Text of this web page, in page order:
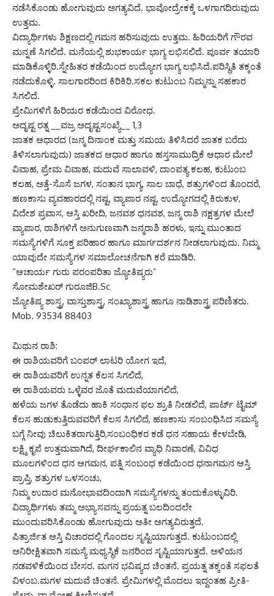
ನಡೆಸಿಕೊಂಡು ಹೋಗುವುದು ಅಗತ್ಯವಿದೆ. ಭಾವೋದ್ರೇಕಕ್ಕೆ ಒಳಗಾಗದಿರುವುದು
ಉತ್ತಮ.
ವಿದ್ಯಾರ್ಥಿಗಳು ಶಿಕ್ಷಣದಲ್ಲಿ ಗಮನ ಹರಿಸುವುದು ಉತ್ತಮ. ಹಿರಿಯರಿಗೆ ಗೌರವ
ಮನ್ನಣೆ ಸಿಗಲಿದೆ. ಮನೆಯಲ್ಲಿ ಶುಭಕಾರ್ಯ ಭಾಗ್ಯ ಲಭಿಸಲಿದೆ. ಪೂರ್ವ ತಯಾರಿ
ಮಾಡಿಕೊಳ್ಳಿರಿ.ಸ್ನೇಹಿತರ ಕಡೆಯಿಂದ ಉದ್ಯೋಗ ಭಾಗ್ಯ ಲಭಿಸಿದೆ.ಪರಿಸ್ಥಿತಿ ತಕ್ಕಂತೆ
ನಡೆದುಕೊಳ್ಳಿ. ಸಾಲಗಾರರಿಂದ ಕಿರಿಕಿರಿ.ಸಕಲ ಕುಟುಂಬ ನಿಮ್ಮನ್ನು ಸಹಕಾರ
ಸಿಗಲಿದೆ.
ಪ್ರೇಮಿಗಳಿಗೆ ಹಿರಿಯರ ಕಡೆಯಿಂದ ವಿರೋಧ.
ಅದೃಷ್ಟ ರತ್ನ __ವಜ್ರ ಅದೃಷ್ಟಸಂಖ್ಯೆ__ 1,3
ಜಾತಕ ಆಧಾರದ (ಜನ್ಮ ದಿನಾಂಕ ಮತ್ತು ಸಮಯ ತಿಳಿಸಿದರೆ ಜಾತಕ ಬರೆದು
ತಿಳಿಸಲಾಗುವುದು) ಜಾತಕದ ಆಧಾರ ಹಾಗೂ ಹಸ್ತಸಾಮುದ್ರಿಕೆ ಆಧಾರ ಮೇಲೆ
ವಿವಾಹ, ಪ್ರೇಮ ವಿವಾಹ, ಮದುವೆ ಸಾಲಾವಳಿ, ದಾಂಪತ್ಯ ಕಲಹ, ಕುಟುಂಬ
ಕಲಹ, ಅತ್ತೆ-ಸೊಸೆ ಜಗಳ, ಸಂತಾನ ಭಾಗ್ಯ, ಸಾಲ ಬಾಧೆ, ಶತ್ರುಗಳಿಂದ ತೊಂದರೆ,
ಹಣಕಾಸು ವ್ಯವಹಾರದಲ್ಲಿ ನಷ್ಟ, ವ್ಯಾಪಾರ ನಷ್ಟ, ಉದ್ಯೋಗದಲ್ಲಿ ಕಿರುಕುಳ,
ವಿದೇಶ ಪ್ರವಾಸ, ಆಸ್ತಿ ಖರೀದಿ, ಜನವಶ ಧನವಶ, ಜನ್ಮ ರಾಶಿ ನಕ್ಷತ್ರಗಳ ಮೇಲೆ
ವ್ಯಾಪಾರ, ರಾಶಿಗಳಿಗೆ ಅನುಗುಣವಾಗಿ ಜನ್ಮರಾಶಿ ಹರಳು, ಇನ್ನು ಮುಂತಾದ
ಸಮಸ್ಯೆಗಳಿಗೆ ಸೂಕ್ತ ಪರಿಹಾರ ಹಾಗೂ ಮಾರ್ಗದರ್ಶನ ನೀಡಲಾಗುವುದು. ನಿಮ್ಮ
ಯಾವುದೇ ಸಮಸ್ಯೆಗಳ ಸಮಾಲೋಚನೆಗಾಗಿ ಕರೆ ಮಾಡಿರಿ.
“ಆಚಾರ್ಯ ಗುರು ಪರಂಪರಿತಾ ಜ್ಯೋತಿಷ್ಯರು”
ಸೋಮಶೇಖರ್ ಗುರೂಜಿB.Sc
ಜ್ಯೋತಿಷ್ಯ ಶಾಸ್ತ್ರ, ವಾಸ್ತುಶಾಸ್ತ್ರ, ಸಂಖ್ಯಾಶಾಸ್ತ್ರ ಹಾಗೂ ನಾಡಿಶಾಸ್ತ್ರ ಪರಿಣಿತರು.
Mob. 93534 88403
ಮಿಥುನ ರಾಶಿ:
ಈ ರಾಶಿಯವರಿಗೆ ಬಂಪರ್ ಲಾಟರಿ ಯೋಗ ಇದೆ,
ಈ ರಾಶಿಯವರಿಗೆ ಉನ್ನತ ಕೆಲಸ ಸಿಗಲಿದೆ,
ಈ ರಾಶಿಯವರು ಒಳ್ಳೆವರ ಜೊತೆ ಮದುವೆಯಾಗಲಿದೆ,
ಹಳೆಯ ಜಗಳ ತೊಡೆದು ಹಾಕಿ ಸಂಧಾನ ಫಲ ಶ್ರುತಿ ನೀಡಲಿದೆ, ಪಾರ್ಟ್ ಟೈಮ್
ಕೆಲಸ ಹುಡುಕುತ್ತಿರುವವರಿಗೆ ಕೆಲಸ ಸಿಗಲಿದೆ, ಹಣಕಾಸು ಸಂಬಂಧಿಸಿದ ಸಮಸ್ಯೆ
ಬಗ್ಗೆ ನೀವು ಚಿಲುಕಿತರಾಗುತ್ತಿರಿ,ಸಂಬಂಧಿಕರ ಕಡೆ ಧನ ಸಹಾಯ ಕೇಳಬೇಡಿ,
ಲಕ್ಷ್ಮಿ ಕೃಪೆ ಉತ್ತಮವಾಗಿದೆ, ದೀರ್ಘಕಾಲಿನ ವ್ಯಾಧಿ ನಿವಾರಣೆ, ವಿವಿಧ
ಮೂಲಗಳಿಂದ ಧನ ಆಗಮನ, ಪತ್ನಿ ಸಂಬಂಧ ಕಡೆಯಿಂದ ಧನಾಗಮನ ಆಸ್ತಿ
ಪ್ರಾಪ್ತಿ, ಶತ್ರುಗಳ ಒಳಸಂಚು,
ನಿಮ್ಮ ಉದಾರ ಮನೋಭಾವದಿಂದಾಗಿ ಸಮಸ್ಯೆಗಳನ್ನು ತಂದುಕೊಳ್ಳುವಿರಿ.
ವಿದ್ಯಾರ್ಥಿಗಳು ತಮ್ಮ ಅಭ್ಯಾಸವನ್ನು ಪ್ರಯತ್ನ ಬಲದಿಂದಲೇ
ಮುಂದುವರಿಸಿಕೊಂಡು ಹೋಗುವುದು ಅತೀ ಅಗತ್ಯವಿರುತ್ತದೆ.
ಪಿತ್ರಾರ್ಜಿತ ಆಸ್ತಿ ವಿಚಾರದಲ್ಲಿ ಗೊಂದಲ ಸೃಷ್ಟಿಯಾಗುತ್ತದೆ. ಕುಟುಂಬದಲ್ಲಿ
ಅನಿರೀಕ್ಷಿತವಾಗಿ ಸಮಸ್ಯೆ ಮಧ್ಯಸ್ಥಿಕೆ ಜನರಿಂದ ಸೃಷ್ಟಿಯಾಗುತ್ತದೆ. ಅಳಿಯನ
ನಡವಳಿಕೆಯಿಂದ ಬೇಸರ. ಮಗನ ಭವಿಷ್ಯದ ಚಿಂತನೆ. ಪ್ರಯತ್ನ ತಕ್ಕಂತೆ ಸಫಲತೆ
ವಿಳಂಬ.ಮಗಳ ಮದುವೆ ಚಿಂತನೆ. ಪ್ರೇಮಿಗಳಲ್ಲಿ ಮೊದಲು ಇದ್ದಂತಹ ಪ್ರೀತಿ-